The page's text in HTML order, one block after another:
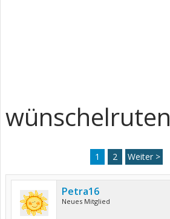
wünschelruten
1 2 Weiter >
Petra16
Neues Mitglied